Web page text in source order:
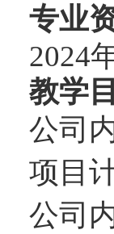
专业
2024
教学
公司
项目
公司